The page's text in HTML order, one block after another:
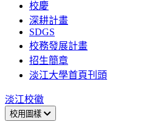
校慶
深耕計畫
SDGS
校務發展計畫
招生簡章
淡江大學首頁刊頭
淡江校徽
校用圖樣